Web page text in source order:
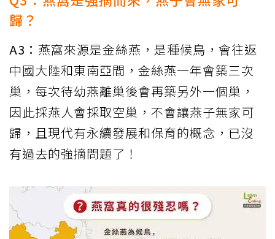
歸？
A3： 燕窩來源是金絲燕，是種候鳥，會往返
中國大陸和東南亞間，金絲燕一年會築三次
巢，每次待幼燕離巢後會再築另外一個巢，
因此採燕人會採取空巢，不會讓燕子無家可
歸，且現代有永續發展和保育的概念，已沒
有過去的強摘問題了！